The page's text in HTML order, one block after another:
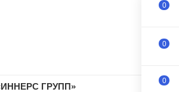
«ИННЕРС ГРУПП»
0
0
0